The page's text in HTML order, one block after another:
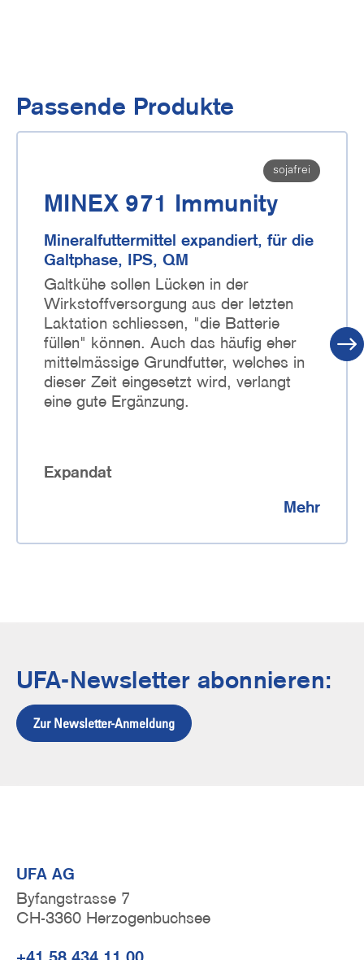
Passende Produkte
sojafrei
MINEX 971 Immunity
Mineralfuttermittel expandiert, für die
Galtphase, IPS, QM
Galtkühe sollen Lücken in der
Wirkstoffversorgung aus der letzten
Laktation schliessen, "die Batterie
füllen" können. Auch das häufig eher
mittelmässige Grundfutter, welches in
dieser Zeit eingesetzt wird, verlangt
eine gute Ergänzung.
Expandat
Mehr
UFA-Newsletter abonnieren:
Zur Newsletter-Anmeldung
UFA AG
Byfangstrasse 7
CH-3360 Herzogenbuchsee